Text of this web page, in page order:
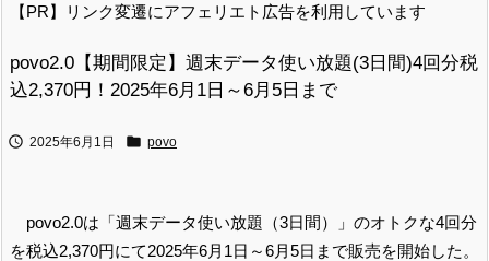
【PR】リンク変遷にアフェリエト広告を利用しています
povo2.0【期間限定】週末データ使い放題(3日間)4回分税
込2,370円！2025年6月1日～6月5日まで
 2025年6月1日  povo
povo2.0は「週末データ使い放題（3日間）」のオトクな4回分
を税込2,370円にて2025年6月1日～6月5日まで販売を開始した。